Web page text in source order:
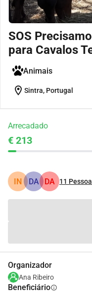
SOS
para Cavalos
Animais
location_on Sintra, Portugal
Arrecadado
€ 213
IN DA DA 11
Organizador
Ana Ribeiro
Beneficiárioinfo